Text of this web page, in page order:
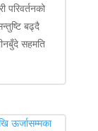
परिवर्तनको
बढ्दै
सहमति